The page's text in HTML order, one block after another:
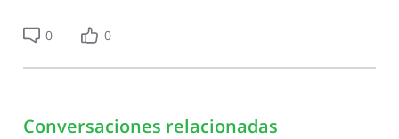
0 0
Conversaciones relacionadas